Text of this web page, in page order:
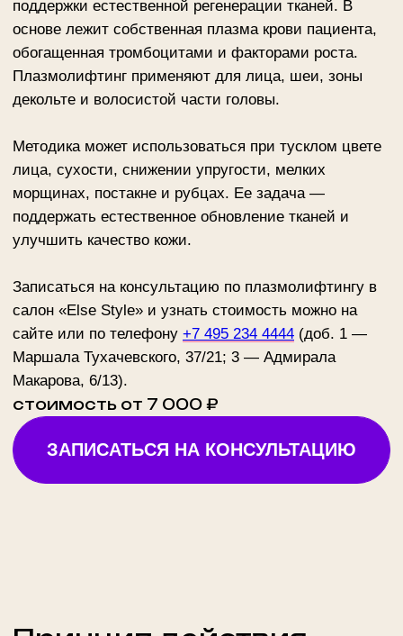
улучшить качество кожи.
Записаться на консультацию по плазмолифтингу в
салон «Else Style» и узнать стоимость можно на
сайте или по телефону
+7 495 234 4444 (доб. 1 —
Маршала Тухачевского, 37/21; 3 — Адмирала
Принцип действия
плазмолифтинга
Плазмолифтинг относится к аутологичным
инъекционным методикам: для процедуры
используется собственный биоматериал пациента
— плазма крови. Сначала берется небольшое
количество венозной крови. Затем материал
помещается в специальную пробирку и проходит
обработку в центрифуге. После разделения
фракций выделяется плазма, насыщенная
тромбоцитами.
Преимущества